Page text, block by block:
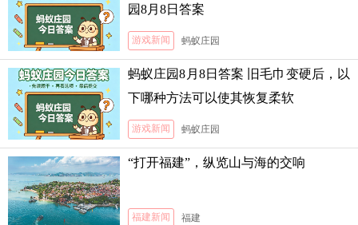
园8月8日答案
游戏新闻 蚂蚁庄园
蚂蚁庄园8月8日答案 旧毛巾变硬后，以
下哪种方法可以使其恢复柔软
游戏新闻 蚂蚁庄园
“打开福建”，纵览山与海的交响
福建新闻 福建